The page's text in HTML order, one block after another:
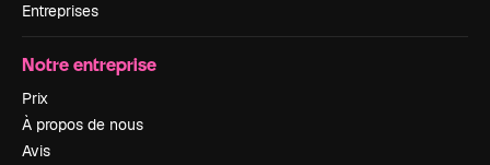
Entreprises
Notre entreprise
Prix
À propos de nous
Avis